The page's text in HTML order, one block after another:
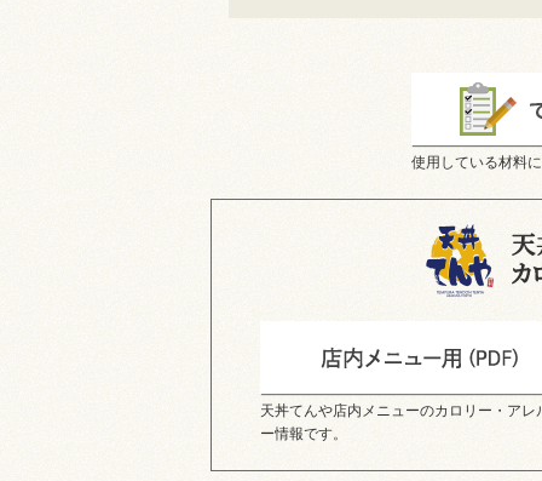
使用している材料
天丼てんや店内メニューのカロリー・アレ
ー情報です。